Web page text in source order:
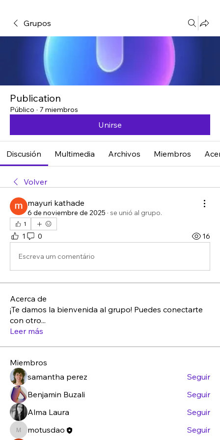
Grupos
Publication
Público · 7 miembros
Unirse
Discusión Multimedia Archivos Miembros
Volver
mayuri kathade
6 de noviembre de 2025 · se unió al grupo.
1
1 0 16
Escreva um comentário
Acerca de
¡Te damos la bienvenida al grupo! Puedes conectarte
con otro...
Leer más
Miembros
samantha perez
Seguir
Benjamin Buzali
Seguir
Alma Laura
Seguir
motusdao
motusdao Seguir